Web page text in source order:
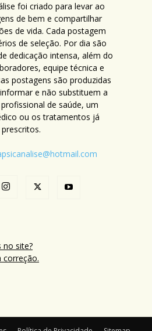
foi criado para levar ao
de bem e compartilhar
de vida. Cada postagem
de seleção. Por dia são
dedicação intensa, além do
equipe técnica e
postagens são produzidas
e não substituem a
de saúde, um
ou os tratamentos já
prescritos.
no site?
correção.